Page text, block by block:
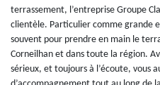
terrassement, l’entreprise Groupe
clientèle. Particulier comme grande
souvent pour prendre en main le
Corneilhan et dans toute la région.
sérieux, et toujours à l’écoute, vous